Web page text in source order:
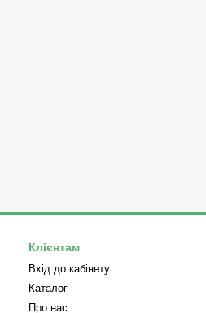
Клієнтам
Вхід до кабінету
Каталог
Про нас